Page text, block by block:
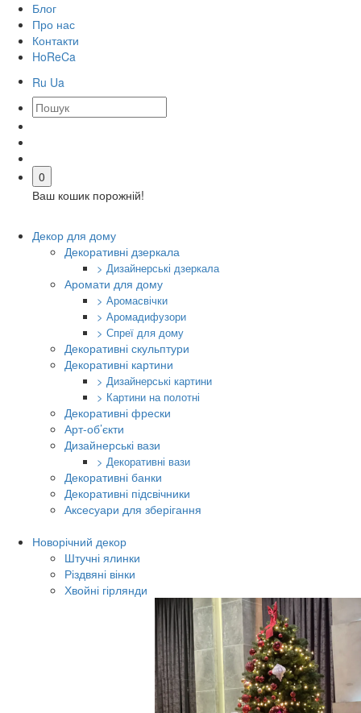
Блог
Про нас
Контакти
HoReCa
Ru Ua
0
Ваш кошик порожній!
Декор для дому
Декоративні дзеркала
> Дизайнерські дзеркала
Аромати для дому
> Аромасвічки
> Аромадифузори
> Спреї для дому
Декоративні скульптури
Декоративні картини
> Дизайнерські картини
> Картини на полотні
Декоративні фрески
Арт-об’єкти
Дизайнерські вази
> Декоративні вази
Декоративні банки
Декоративні підсвічники
Аксесуари для зберігання
Новорічний декор
Штучні ялинки
Різдвяні вінки
Хвойні гірлянди